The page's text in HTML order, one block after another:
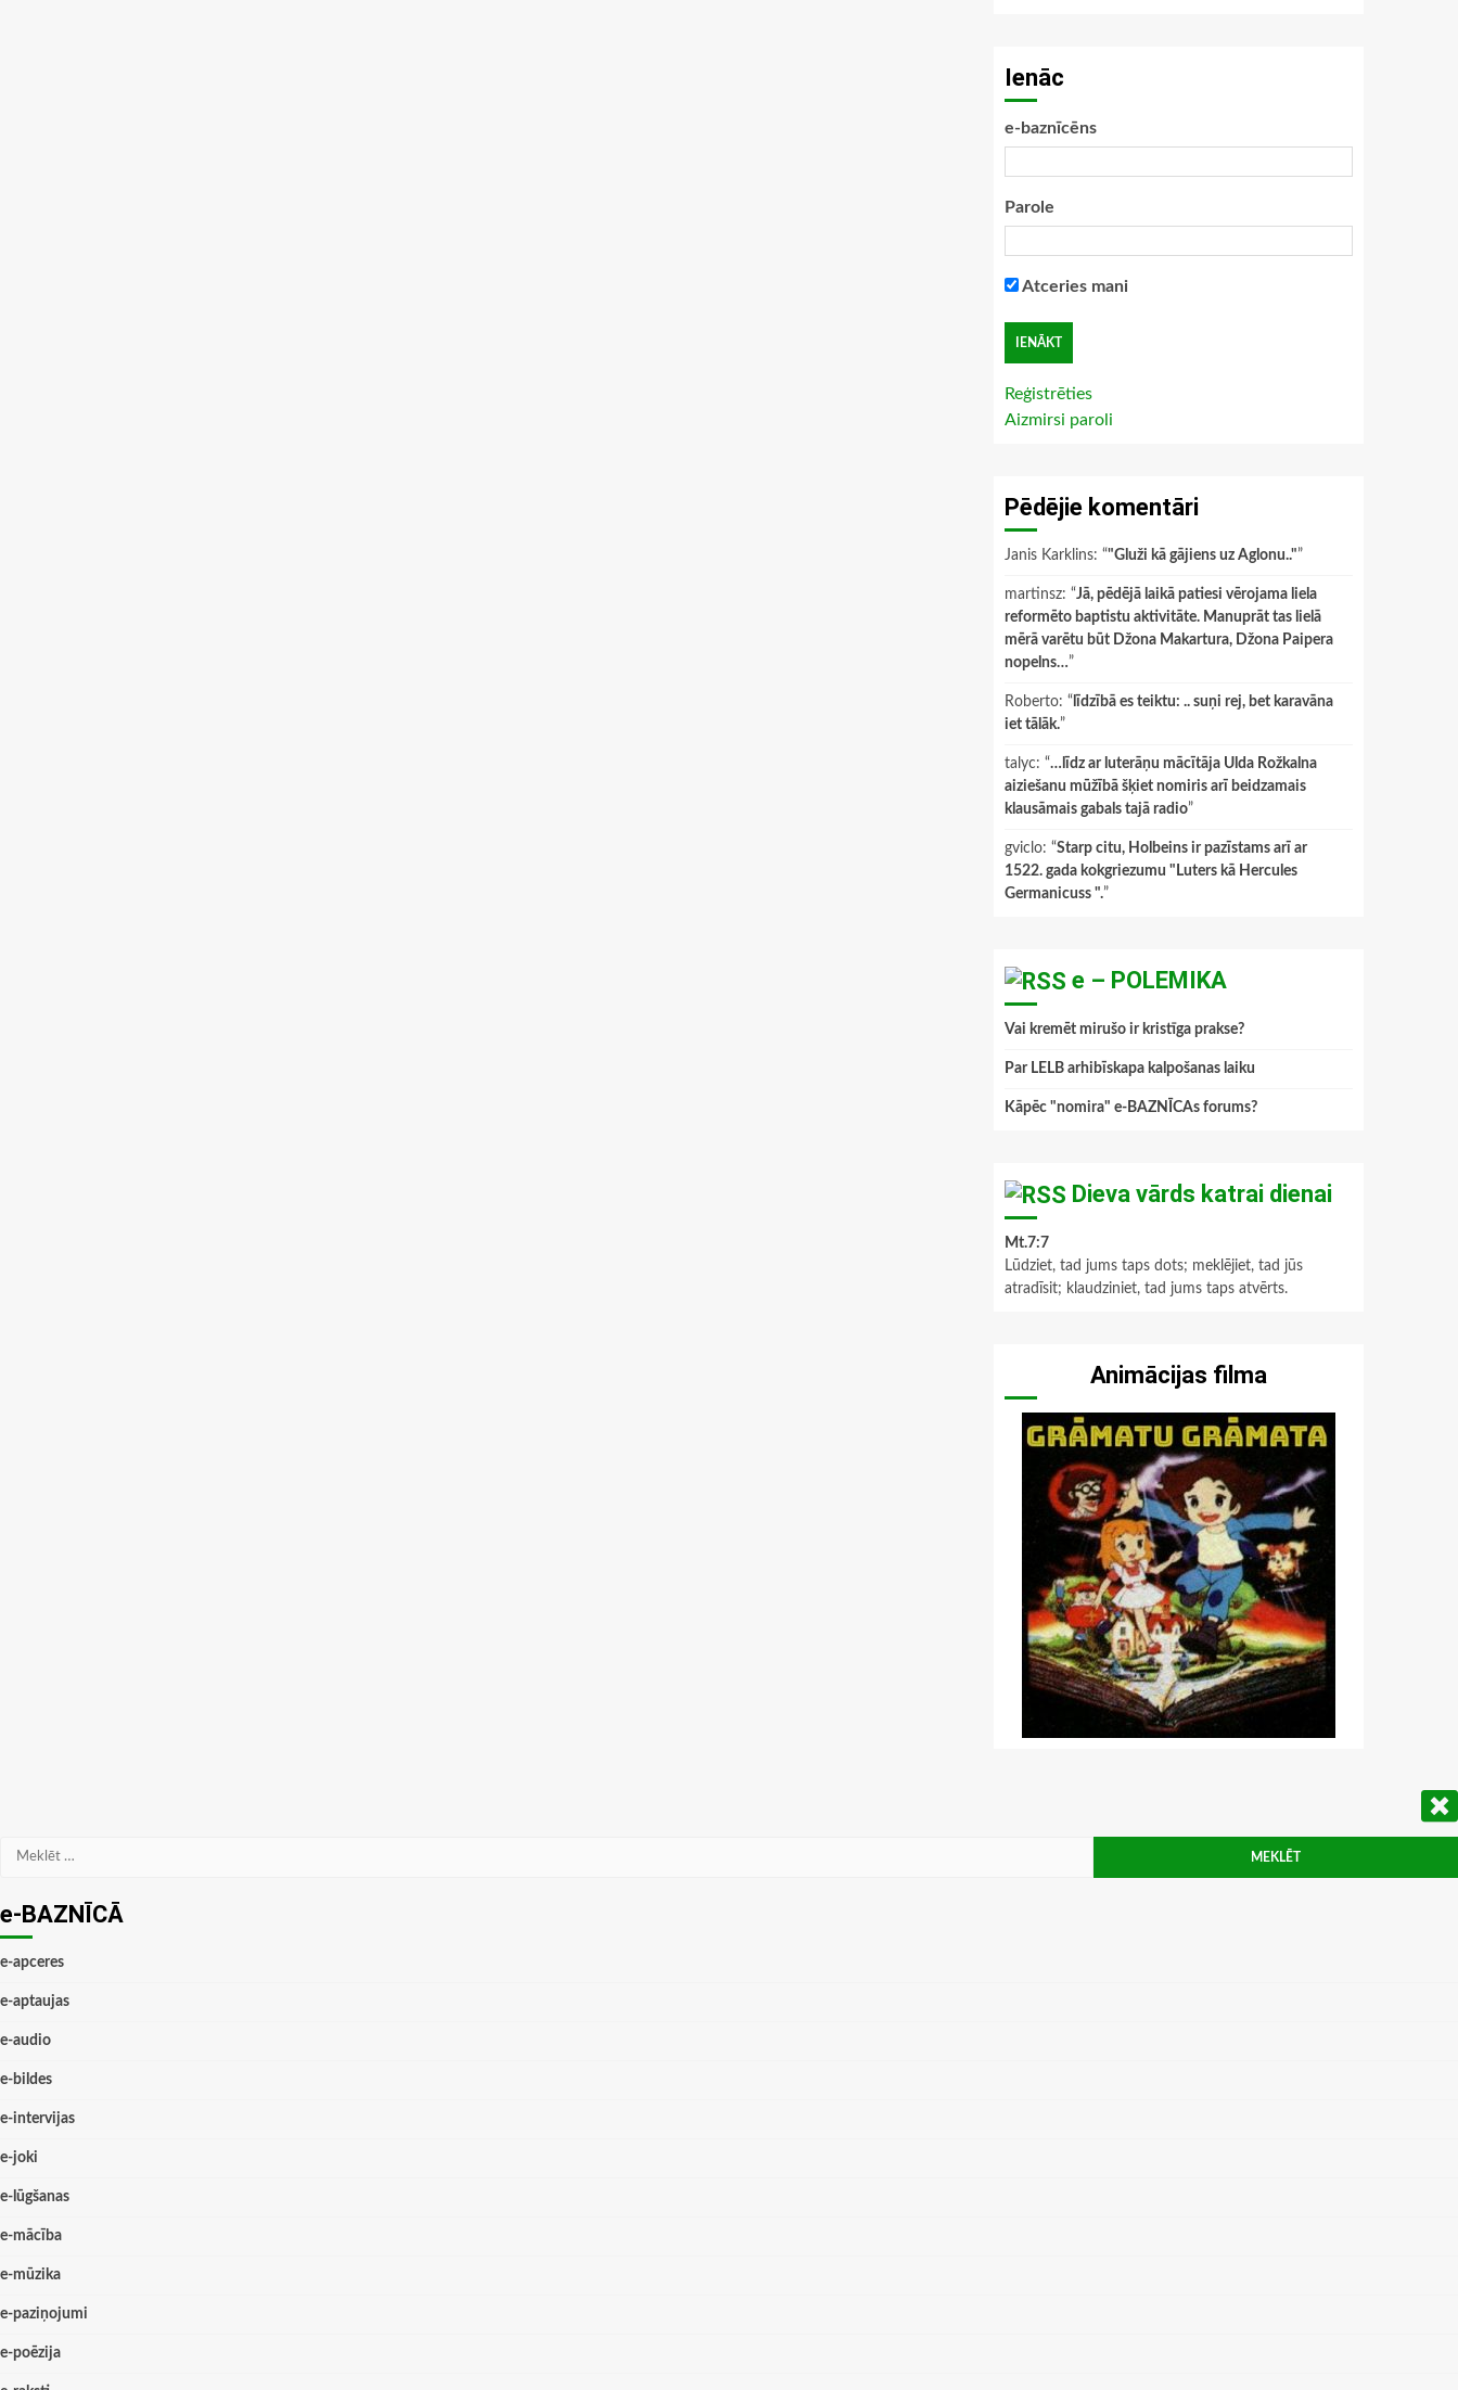
Ienāc
e-baznīcēns
Parole
Atceries mani
Reģistrēties
Aizmirsi paroli
Pēdējie komentāri
Janis Karklins: “"Gluži kā gājiens uz Aglonu.."”
martinsz: “Jā, pēdējā laikā patiesi vērojama liela
reformēto baptistu aktivitāte. Manuprāt tas lielā
mērā varētu būt Džona Makartura, Džona Paipera
nopelns…”
Roberto: “ līdzībā es teiktu: .. suņi rej, bet karavāna
iet tālāk.”
talyc: “…līdz ar luterāņu mācītāja Ulda Rožkalna
aiziešanu mūžībā šķiet nomiris arī beidzamais
klausāmais gabals tajā radio”
gviclo: “Starp citu, Holbeins ir pazīstams arī ar
1522. gada kokgriezumu "Luters kā Hercules
Germanicuss ".”
e – POLEMIKA
Vai kremēt mirušo ir kristīga prakse?
Par LELB arhibīskapa kalpošanas laiku
Kāpēc "nomira" e-BAZNĪCAs forums?
Dieva vārds katrai dienai
Mt.7:7
Lūdziet, tad jums taps dots; meklējiet, tad jūs
atradīsit; klaudziniet, tad jums taps atvērts.
Animācijas filma
Meklēt:
e-BAZNĪCĀ
e-apceres
e-aptaujas
e-audio
e-bildes
e-intervijas
e-joki
e-lūgšanas
e-mācība
e-mūzika
e-paziņojumi
e-poēzija